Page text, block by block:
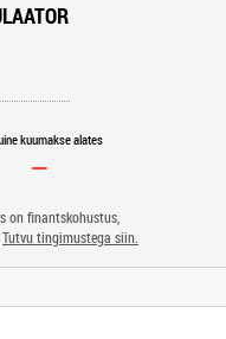
kuumakse alates
on finantskohustus,
Tutvu tingimustega siin.